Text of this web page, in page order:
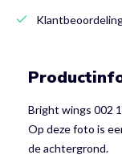
Bright wings 002
Op deze foto is
de achtergrond.